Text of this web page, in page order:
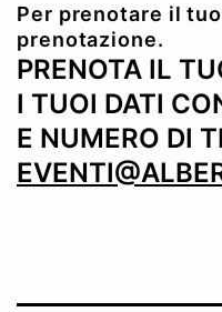
Per prenotare il
prenotazione.
PRENOTA IL
I TUOI DATI
E NUMERO DI